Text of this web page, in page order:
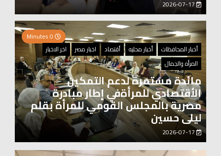
أخبار المحافظات
أخبار محليه أقتصاد اخبار مصر
اخر الاخبار
المرأه والجمال
مائدة مستمرة لدعم التمكين
الأقتصادي للمرأةفي إطار مبادرة
مصرية بالمجلس القومي للمرأة بقلم
ليلى حسين
2026-07-17